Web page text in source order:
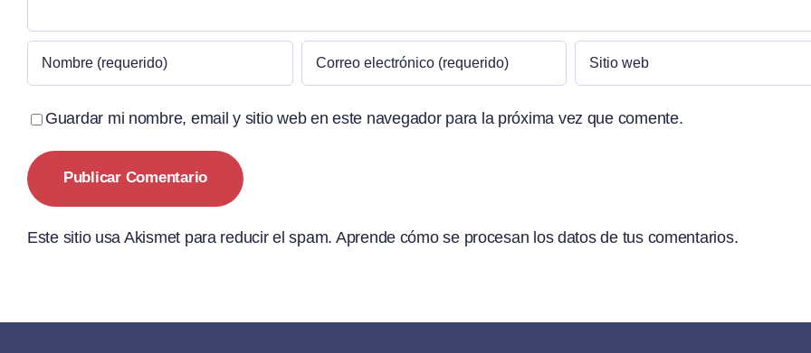
Guardar mi nombre, email y sitio web en este navegador para la próxima vez que comente.
Este sitio usa Akismet para reducir el spam. Aprende cómo se procesan los datos de tus comentarios.